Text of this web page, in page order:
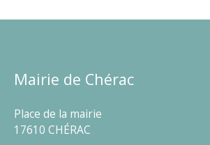
Mairie de Chérac
Place de la mairie
17610 CHÉRAC